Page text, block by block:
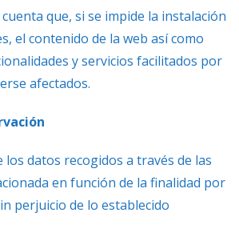
que, si se impide la instalación
el contenido de la web así como
y servicios facilitados por
afectados.
los datos recogidos a través de las
en función de la finalidad por
perjuicio de lo establecido